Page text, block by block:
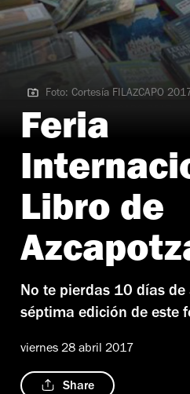
Foto: Cortesía FILAZCAPO 2017
Foto: Cortesía FILAZCAPO 2017
Feria
Libro de
No te pierdas 10 días
séptima edición de este
viernes 28 abril 2017
Share